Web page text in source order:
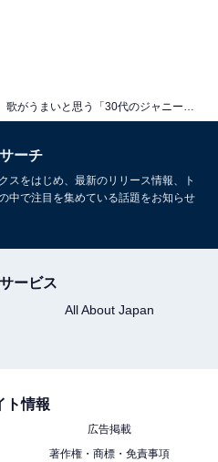
ーチ
スをはじめ、最新のリリース情報、ト
中で注目を集めている話題をお知らせ
ービス
All About Japan
ト情報
広告掲載
著作権・商標・免責事項